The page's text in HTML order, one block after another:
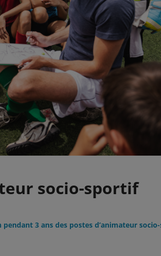
socio-sportif
3 ans des postes d’animateur